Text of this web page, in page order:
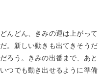
んどん、きみの運は上がって
。新しい動きも出てきそうだ
ろう。きみの出番まで、あと
つでも動き出せるように準備